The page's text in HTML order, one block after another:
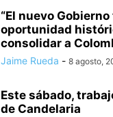
“El nuevo
oportunidad
consolidar a
Jaime Rueda - 8 agosto,
Este sábado,
de Candelaria